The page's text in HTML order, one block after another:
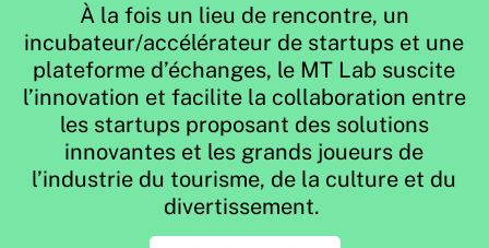
À la fois un lieu de rencontre, un
incubateur/accélérateur de startups et une
plateforme d’échanges, le MT Lab suscite
l’innovation et facilite la collaboration entre
les startups proposant des solutions
innovantes et les grands joueurs de
l’industrie du tourisme, de la culture et du
divertissement.